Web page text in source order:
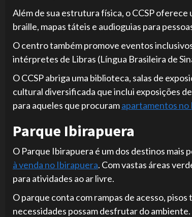
Além de sua estrutura física, o CCSP
braille, mapas táteis e audioguias para
O centro também promove eventos
intérpretes de Libras (Língua Brasileira de
O CCSP abriga uma biblioteca, salas de
cultural diversificada que inclui exposições
para aqueles que procuramapartamentos no
Parque Ibirapuera
O Parque Ibirapuera é um dos destinos mais
à venda no Ibirapuera. Com vastas áreas
para atividades ao ar livre.
O parque conta com rampas de acesso,
necessidades possam desfrutar do ambiente.